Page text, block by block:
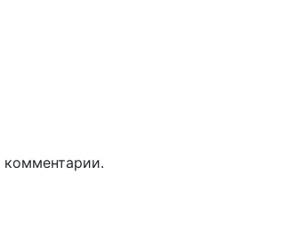
комментарии.